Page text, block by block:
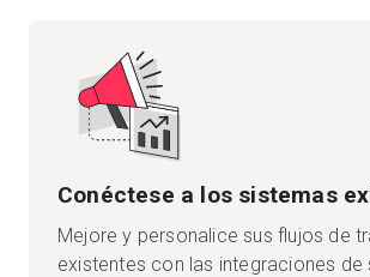
Conéctese a los sistemas
Mejore y personalice sus flujos de
existentes con las integraciones de